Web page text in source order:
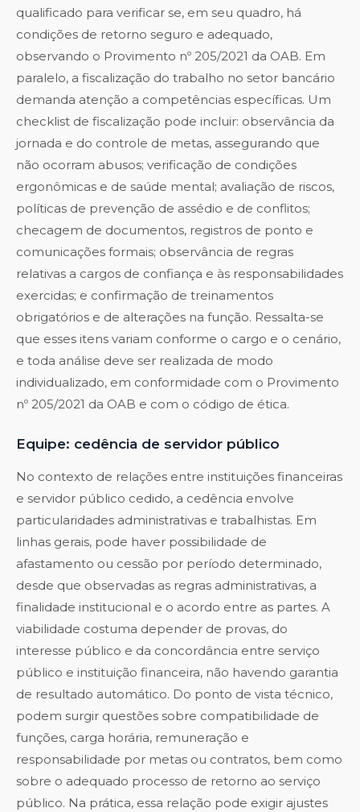
qualificado para verificar se, em seu quadro, há
condições de retorno seguro e adequado,
observando o Provimento nº 205/2021 da OAB. Em
paralelo, a fiscalização do trabalho no setor bancário
demanda atenção a competências específicas. Um
checklist de fiscalização pode incluir: observância da
jornada e do controle de metas, assegurando que
não ocorram abusos; verificação de condições
ergonômicas e de saúde mental; avaliação de riscos,
políticas de prevenção de assédio e de conflitos;
checagem de documentos, registros de ponto e
comunicações formais; observância de regras
relativas a cargos de confiança e às responsabilidades
exercidas; e confirmação de treinamentos
obrigatórios e de alterações na função. Ressalta-se
que esses itens variam conforme o cargo e o cenário,
e toda análise deve ser realizada de modo
individualizado, em conformidade com o Provimento
nº 205/2021 da OAB e com o código de ética.
Equipe: cedência de servidor público
No contexto de relações entre instituições financeiras
e servidor público cedido, a cedência envolve
particularidades administrativas e trabalhistas. Em
linhas gerais, pode haver possibilidade de
afastamento ou cessão por período determinado,
desde que observadas as regras administrativas, a
finalidade institucional e o acordo entre as partes. A
viabilidade costuma depender de provas, do
interesse público e da concordância entre serviço
público e instituição financeira, não havendo garantia
de resultado automático. Do ponto de vista técnico,
podem surgir questões sobre compatibilidade de
funções, carga horária, remuneração e
responsabilidade por metas ou contratos, bem como
sobre o adequado processo de retorno ao serviço
público. Na prática, essa relação pode exigir ajustes